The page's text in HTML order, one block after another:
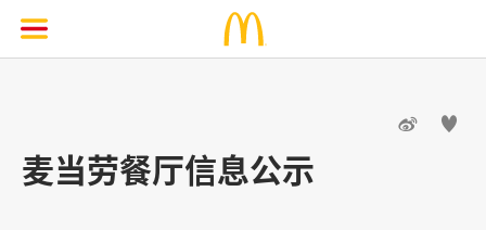
 
麦当劳餐厅信息公示